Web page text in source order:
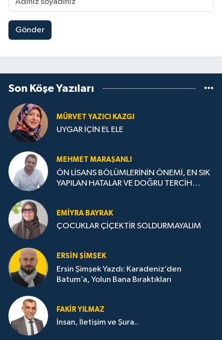
Gönder
Son Köşe Yazıları
MÜRVET YAZICI KAZGI
UYGAR İÇİN EL ELE
MEHMET MARAŞANLI
ÖN LİSANS BÖLÜMLERİNİN ÖNEMİ, EN SIK
YAPILAN HATALAR VE DOĞRU TERCİH
EMIYRA BAYRAK
ÇOCUKLAR ÇİÇEKTİR SOLDURMAYALIM
ERSIN ŞIMŞEK
Ersin Şimşek Yazdı: Karadeniz’den
Batum’a, Yolun Bana Bıraktıkları
FAKIR YILMAZ
İnsan, İletişim ve Şura..